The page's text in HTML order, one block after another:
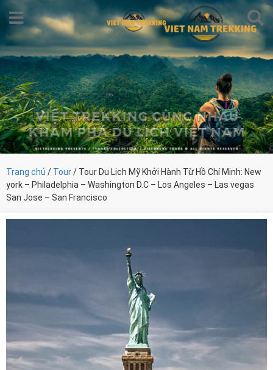
Trang chủ / Tour/ Tour Du Lịch Mỹ Khởi Hành Từ Hồ Chí Minh: New
york – Philadelphia – Washington D.C – Los Angeles – Las vegas
San Jose – San Francisco